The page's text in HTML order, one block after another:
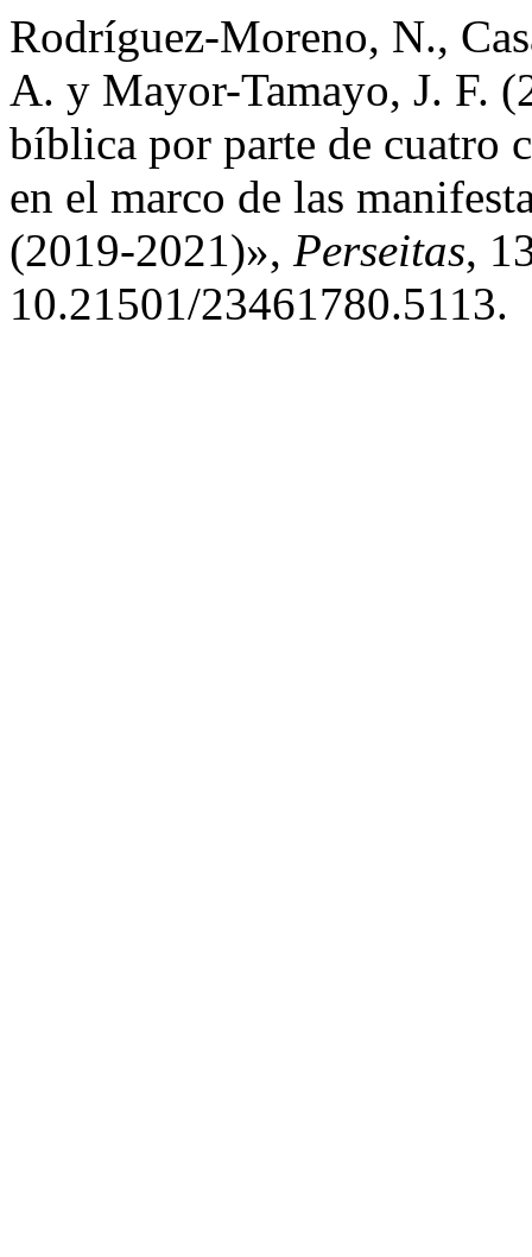
Rodríguez-Moreno, N.,
A. y Mayor-Tamayo, J. F.
bíblica por parte de cuatro
en el marco de las
(2019-2021)», Perseitas,
10.21501/23461780.5113.